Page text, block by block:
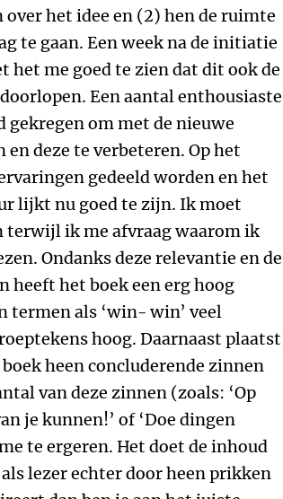
het idee en (2) hen de ruimte
te gaan. Een week na de initiatie
het me goed te zien dat dit ook de
Een aantal enthousiaste
om met de nieuwe
deze te verbeteren. Op het
gedeeld worden en het
lijkt nu goed te zijn. Ik moet
ik me afvraag waarom ik
Ondanks deze relevantie en de
heeft het boek een erg hoog
termen als ‘win- win’ veel
hoog. Daarnaast plaatst
heen concluderende zinnen
van deze zinnen (zoals: ‘Op
je kunnen!’ of ‘Doe dingen
te ergeren. Het doet de inhoud
lezer echter door heen prikken